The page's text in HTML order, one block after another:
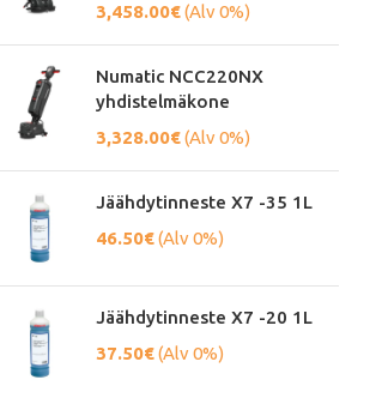
3,458.00€(Alv 0%)
Numatic NCC220NX
yhdistelmäkone
3,328.00€(Alv 0%)
Jäähdytinneste X7 -35 1L
46.50€(Alv 0%)
Jäähdytinneste X7 -20 1L
37.50€(Alv 0%)